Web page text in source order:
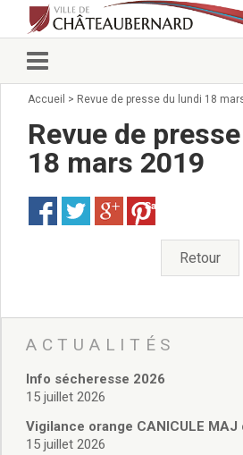
Vie municipale
Conseillers municipaux
Commissions 2026
Arrêtés du Maire
Services municipaux
Pour venir nous voir
administratives
Services Techniques
Affaires Scolaires
Vie associative
Police Municipale/
Cimetière/réglementation
Accueil > Revue de presse du lundi 18
Revue de
18 mars 2019
Save
Retour
ACTUALITÉS
Info sécheresse 2026
15 juillet 2026
Vigilance orange CANICULE
15 juillet 2026